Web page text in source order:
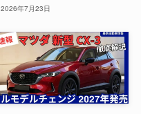
2026年7月23日